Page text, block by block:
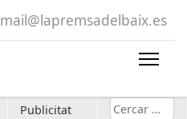
mail@lapremsadelbaix.es
Publicitat Cerca